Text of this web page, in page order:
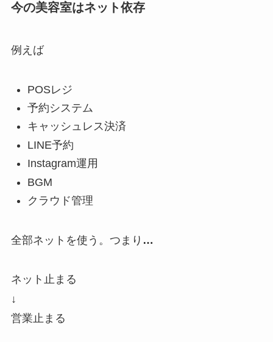
今の美容室はネット依存
例えば
POSレジ
予約システム
キャッシュレス決済
LINE予約
Instagram運用
BGM
クラウド管理
全部ネットを使う。つまり …
ネット止まる
↓
営業止まる